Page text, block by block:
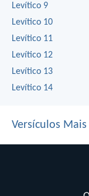
Levítico 9
Levítico 10
Levítico 11
Levítico 12
Levítico 13
Levítico 14
Versículos